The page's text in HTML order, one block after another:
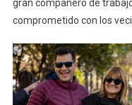
gran compañero de
comprometido con los